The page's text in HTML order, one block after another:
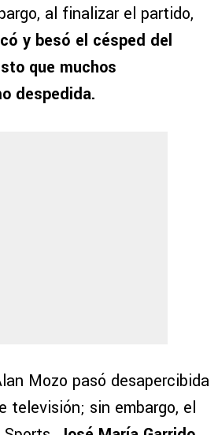
al finalizar el partido,
y besó el césped del
que muchos
despedida.
Mozo pasó desapercibida
televisión; sin embargo, el